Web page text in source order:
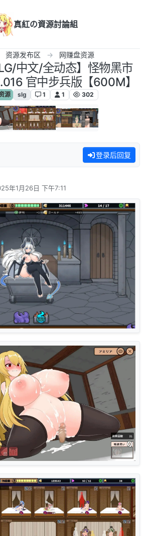
真紅の資源討論組
资源发布区 网赚盘资源
中文/全动态】怪物黑市
官中步兵版【600M】
源 slg 1 1 302
登录后回复
年1月26日 下午7:11
辑